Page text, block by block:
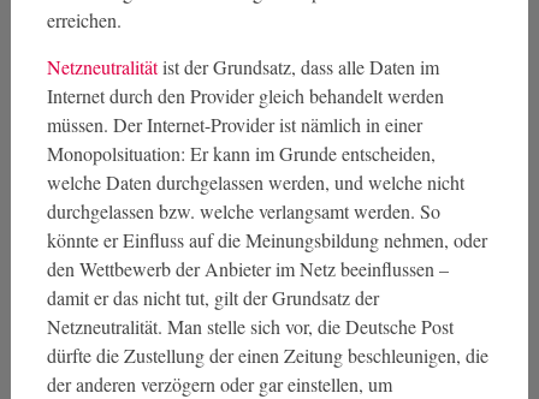
erreichen.
Netzneutralitätist der Grundsatz, dass alle Daten im
Internet durch den Provider gleich behandelt werden
müssen. Der Internet-Provider ist nämlich in einer
Monopolsituation: Er kann im Grunde entscheiden,
welche Daten durchgelassen werden, und welche nicht
durchgelassen bzw. welche verlangsamt werden. So
könnte er Einfluss auf die Meinungsbildung nehmen, oder
den Wettbewerb der Anbieter im Netz beeinflussen –
damit er das nicht tut, gilt der Grundsatz der
Netzneutralität. Man stelle sich vor, die Deutsche Post
dürfte die Zustellung der einen Zeitung beschleunigen, die
der anderen verzögern oder gar einstellen, um